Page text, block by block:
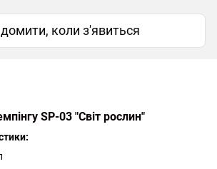
коли з'явиться
SP-03 "Світ рослин"